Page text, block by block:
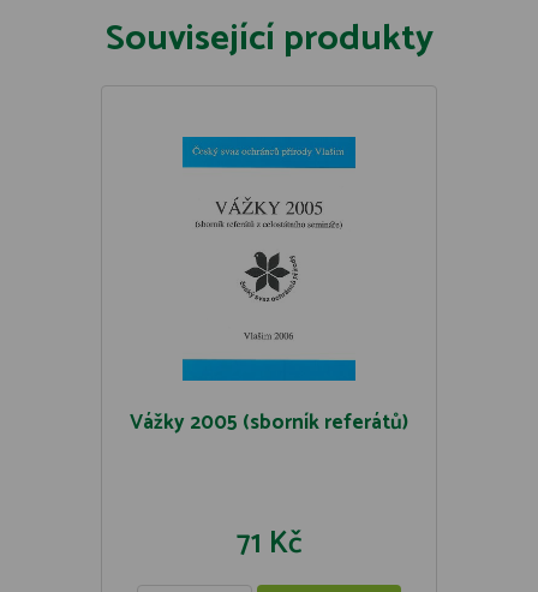
Související produkty
Vážky 2005 (sborník referátů)
71 Kč